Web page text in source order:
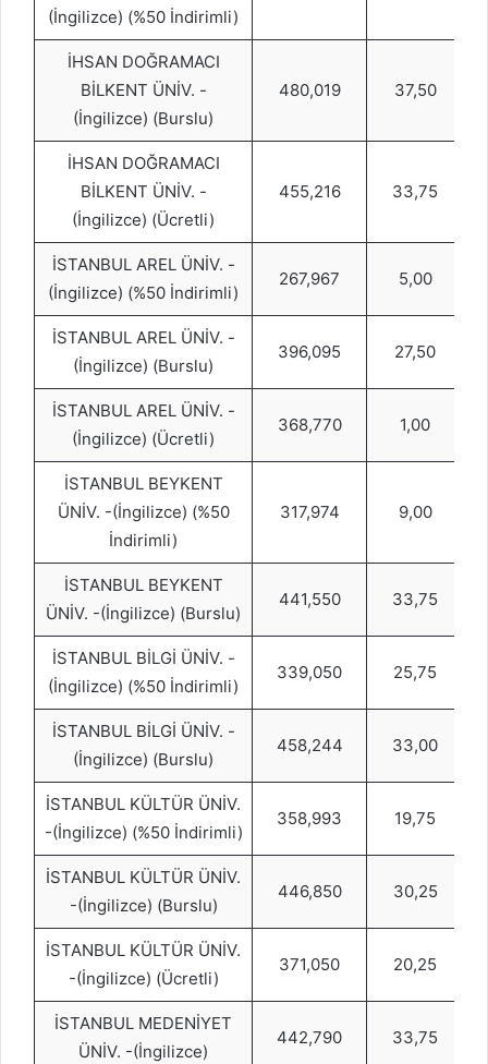
(İngilizce) (%50 İndirimli)
İHSAN DOĞRAMACI
BİLKENT ÜNİV. -
(İngilizce) (Burslu)
480,019 37,50
İHSAN DOĞRAMACI
BİLKENT ÜNİV. -
(İngilizce) (Ücretli)
455,216 33,75
İSTANBUL AREL ÜNİV. -
(İngilizce) (%50 İndirimli)
267,967 5,00
İSTANBUL AREL ÜNİV. -
(İngilizce) (Burslu)
396,095 27,50
İSTANBUL AREL ÜNİV. -
(İngilizce) (Ücretli)
368,770 1,00
İSTANBUL BEYKENT
ÜNİV. -(İngilizce) (%50
İndirimli)
317,974 9,00
İSTANBUL BEYKENT
ÜNİV. -(İngilizce) (Burslu)
441,550 33,75
İSTANBUL BİLGİ ÜNİV. -
(İngilizce) (%50 İndirimli)
339,050 25,75
İSTANBUL BİLGİ ÜNİV. -
(İngilizce) (Burslu)
458,244 33,00
İSTANBUL KÜLTÜR ÜNİV.
-(İngilizce) (%50 İndirimli)
358,993 19,75
İSTANBUL KÜLTÜR ÜNİV.
-(İngilizce) (Burslu)
446,850 30,25
İSTANBUL KÜLTÜR ÜNİV.
-(İngilizce) (Ücretli)
371,050 20,25
İSTANBUL MEDENİYET
ÜNİV. -(İngilizce)
442,790 33,75